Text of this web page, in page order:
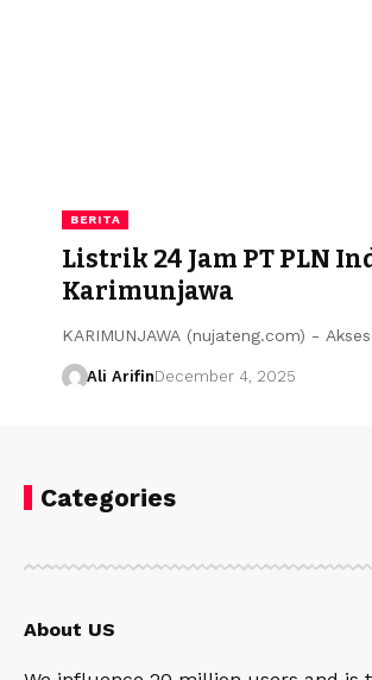
BERITA
Listrik 24 Jam PT PLN
Karimunjawa
KARIMUNJAWA (nujateng.com) -
Ali ArifinDecember 4, 2025
Categories
About US